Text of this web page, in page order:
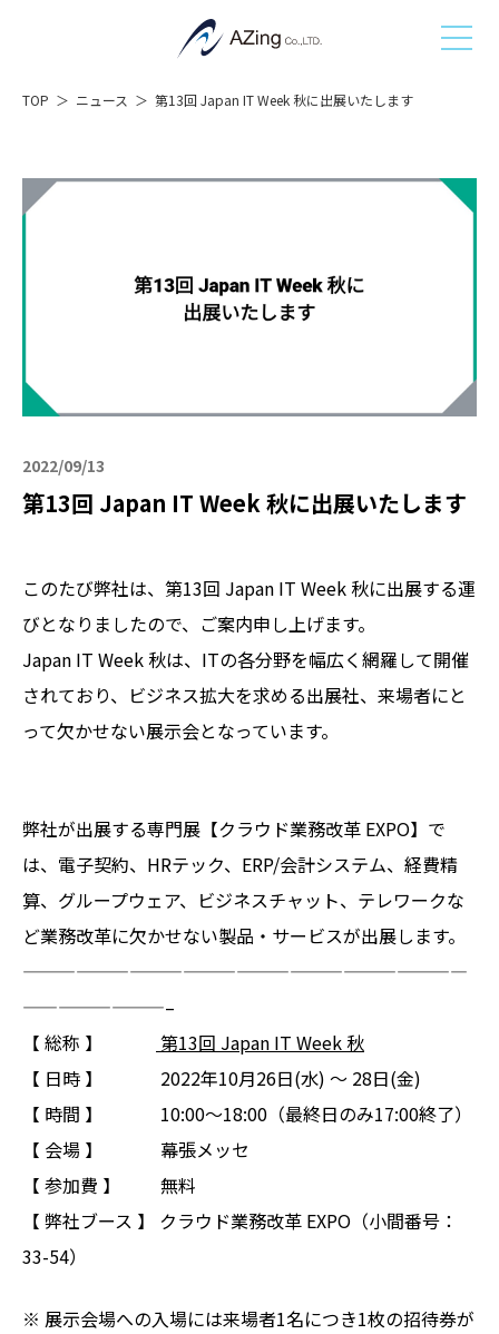
TOP ニュース 第13回 Japan IT Week 秋に出展いたします
2022/09/13
第13回 Japan IT Week 秋に出展いたします
このたび弊社は、第13回 Japan IT Week 秋に出展する運
びとなりましたので、ご案内申し上げます。
Japan IT Week 秋は、ITの各分野を幅広く網羅して開催
されており、ビジネス拡大を求める出展社、来場者にと
って欠かせない展示会となっています。
弊社が出展する専門展【クラウド業務改革 EXPO】で
は、電子契約、HRテック、ERP/会計システム、経費精
算、グループウェア、ビジネスチャット、テレワークな
ど業務改革に欠かせない製品・サービスが出展します。
—————————————————————————
————————–
【 総称 】
第13回 Japan IT Week 秋
【 日時 】 2022年10月26日(水) ～ 28日(金)
【 時間 】 10:00～18:00（最終日のみ17:00終了）
【 会場 】 幕張メッセ
【 参加費 】 無料
【 弊社ブース 】 クラウド業務改革 EXPO（小間番号：
33-54）
※ 展示会場への入場には来場者1名につき1枚の招待券が